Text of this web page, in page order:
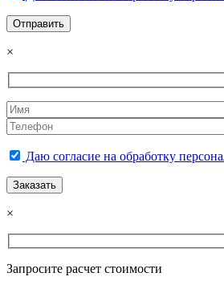
×
Даю согласие на обработку
×
Запросите расчет стоимости